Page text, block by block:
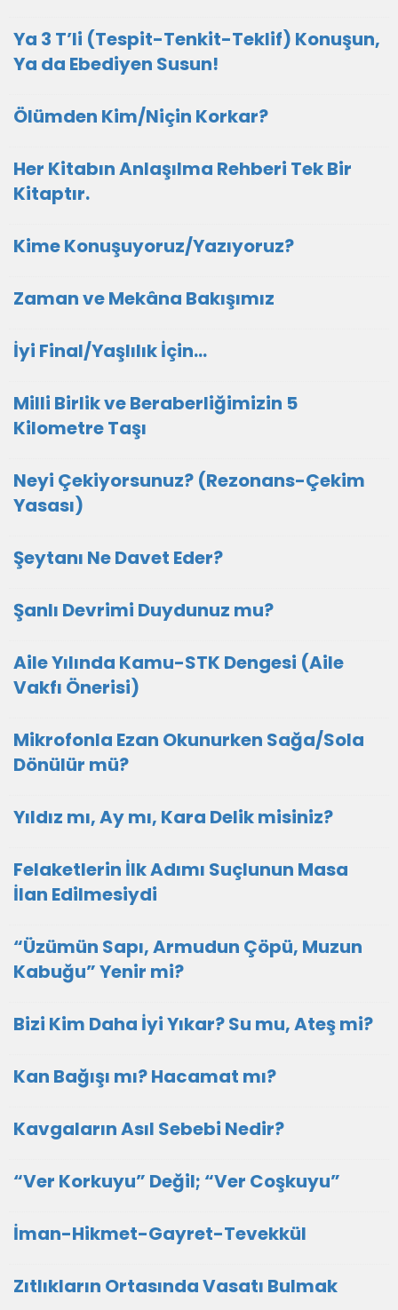
Ya 3 T’li (Tespit-Tenkit-Teklif) Konuşun,
Ya da Ebediyen Susun!
Ölümden Kim/Niçin Korkar?
Her Kitabın Anlaşılma Rehberi Tek Bir
Kitaptır.
Kime Konuşuyoruz/Yazıyoruz?
Zaman ve Mekâna Bakışımız
İyi Final/Yaşlılık İçin…
Milli Birlik ve Beraberliğimizin 5
Kilometre Taşı
Neyi Çekiyorsunuz? (Rezonans-Çekim
Yasası)
Şeytanı Ne Davet Eder?
Şanlı Devrimi Duydunuz mu?
Aile Yılında Kamu-STK Dengesi (Aile
Vakfı Önerisi)
Mikrofonla Ezan Okunurken Sağa/Sola
Dönülür mü?
Yıldız mı, Ay mı, Kara Delik misiniz?
Felaketlerin İlk Adımı Suçlunun Masa
İlan Edilmesiydi
“Üzümün Sapı, Armudun Çöpü, Muzun
Kabuğu” Yenir mi?
Bizi Kim Daha İyi Yıkar? Su mu, Ateş mi?
Kan Bağışı mı? Hacamat mı?
Kavgaların Asıl Sebebi Nedir?
“Ver Korkuyu” Değil; “Ver Coşkuyu”
İman-Hikmet-Gayret-Tevekkül
Zıtlıkların Ortasında Vasatı Bulmak